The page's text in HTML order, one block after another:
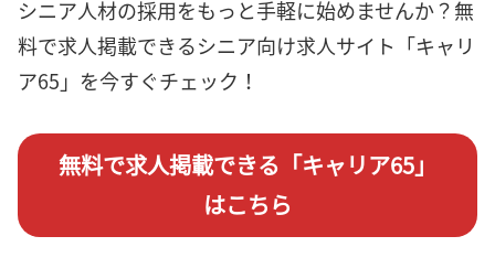
シニア人材の採用をもっと手軽に始めませんか？無
料で求人掲載できるシニア向け求人サイト「キャリ
ア65」を今すぐチェック！
無料で求人掲載できる「キャリア65」
はこちら